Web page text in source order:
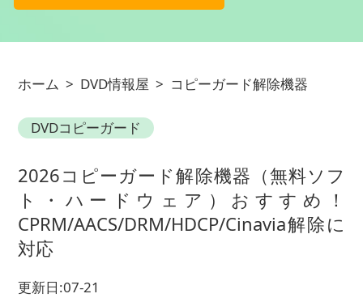
ホーム > DVD情報屋 > コピーガード解除機器
DVDコピーガード
2026コピーガード解除機器（無料ソフ
ト・ハードウェア）おすすめ！
CPRM/AACS/DRM/HDCP/Cinavia解除に
対応
更新日:07-21